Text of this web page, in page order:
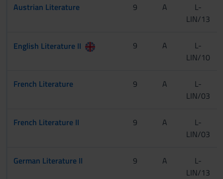
Austrian Literature 9 A
L-
LIN/13
English Literature II 9 A
L-
LIN/10
French Literature 9 A
L-
LIN/03
French Literature II 9 A
L-
LIN/03
German Literature II 9 A
L-
LIN/13